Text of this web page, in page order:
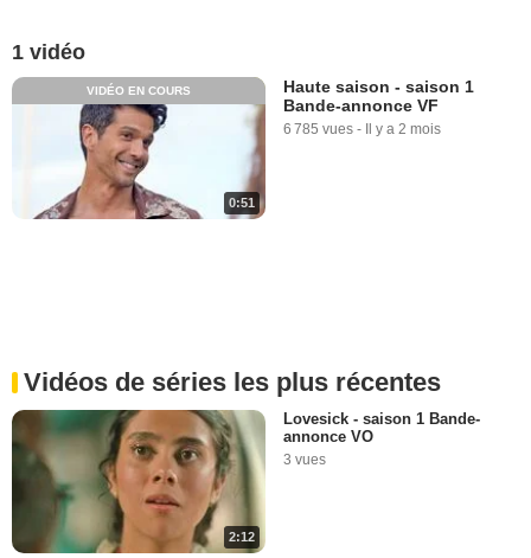
1 vidéo
0:51
VIDÉO EN COURS
Haute saison - saison 1
Bande-annonce VF
6 785 vues - Il y a 2 mois
Vidéos de séries les plus récentes
2:12
Lovesick - saison 1 Bande-
annonce VO
3 vues